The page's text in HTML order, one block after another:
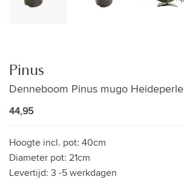
Pinus
Denneboom Pinus mugo Heideperle
44,95
Hoogte incl. pot: 40cm
Diameter pot: 21cm
Levertijd: 3 -5 werkdagen